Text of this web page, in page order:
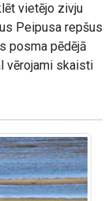
vietējo zivju
Peipusa repšus
posma pēdējā
vērojami skaisti